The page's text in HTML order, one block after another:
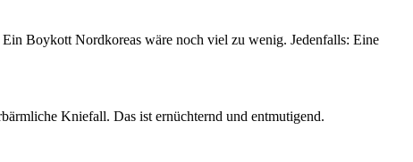
Boykott Nordkoreas wäre noch viel zu wenig. Jedenfalls: Eine
Kniefall. Das ist ernüchternd und entmutigend.